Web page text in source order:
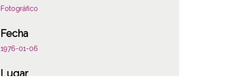
Fotográfico
Fecha
1976-01-06
Lugar